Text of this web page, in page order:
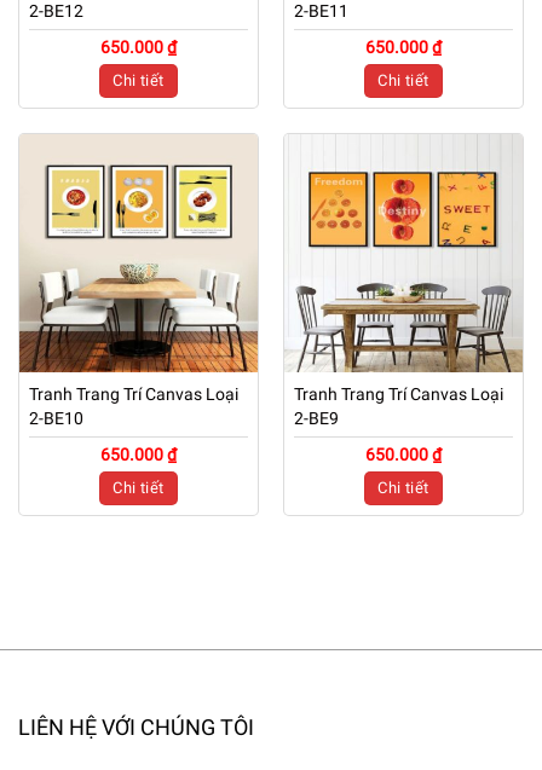
2-BE12
650.000 ₫
Chi tiết
2-BE11
650.000 ₫
Chi tiết
Tranh Trang Trí Canvas Loại
2-BE10
650.000 ₫
Chi tiết
Tranh Trang Trí Canvas Loại
2-BE9
650.000 ₫
Chi tiết
LIÊN HỆ VỚI CHÚNG TÔI